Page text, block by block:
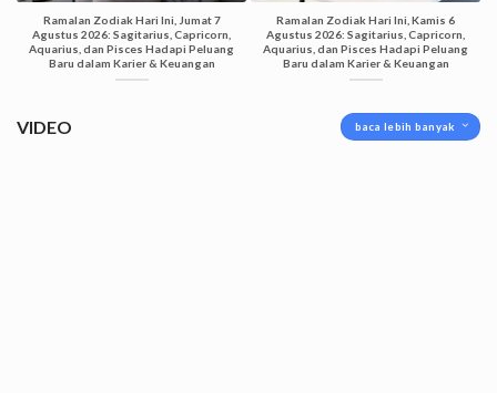
Ramalan Zodiak Hari Ini, Jumat 7
Agustus 2026: Sagitarius, Capricorn,
Aquarius, dan Pisces Hadapi Peluang
Baru dalam Karier & Keuangan
Ramalan Zodiak Hari Ini, Kamis 6
Agustus 2026: Sagitarius, Capricorn,
Aquarius, dan Pisces Hadapi Peluang
Baru dalam Karier & Keuangan
VIDEO baca lebih banyak